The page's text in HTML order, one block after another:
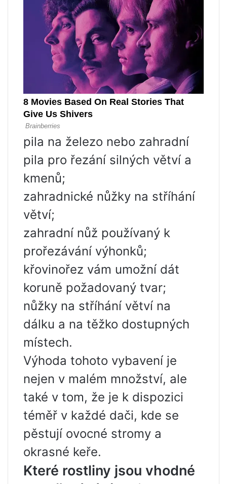
pila na železo nebo zahradní
pila pro řezání silných větví a
kmenů;
zahradnické nůžky na stříhání
větví;
zahradní nůž používaný k
prořezávání výhonků;
křovinořez vám umožní dát
koruně požadovaný tvar;
nůžky na stříhání větví na
dálku a na těžko dostupných
místech.
Výhoda tohoto vybavení je
nejen v malém množství, ale
také v tom, že je k dispozici
téměř v každé dači, kde se
pěstují ovocné stromy a
okrasné keře.
Které rostliny jsou vhodné